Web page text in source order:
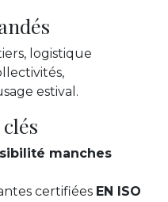
logistique
estival.
manches
certifiées EN ISO